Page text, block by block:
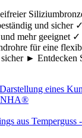
und sicher
mehr geeignet ✓
für eine
► Entdecken
aus Temperguss